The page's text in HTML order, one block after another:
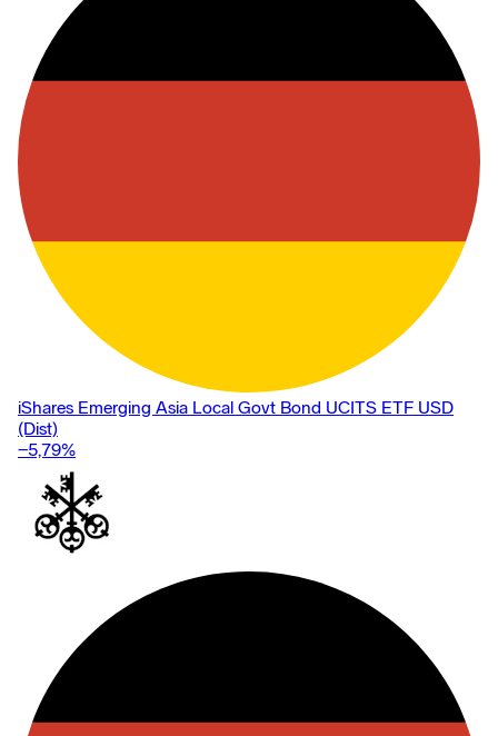
iShares Emerging Asia Local Govt Bond UCITS ETF USD
(Dist)
−5,79%